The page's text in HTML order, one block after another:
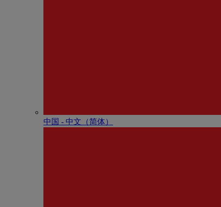
中国 - 中⽂（简体）